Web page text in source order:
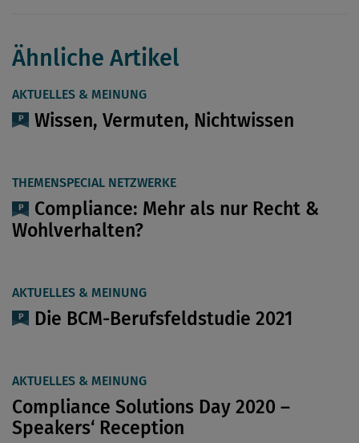
Ähnliche Artikel
AKTUELLES & MEINUNG
Wissen, Vermuten, Nichtwissen
THEMENSPECIAL NETZWERKE
Compliance: Mehr als nur Recht &
Wohlverhalten?
AKTUELLES & MEINUNG
Die BCM-Berufsfeldstudie 2021
AKTUELLES & MEINUNG
Compliance Solutions Day 2020 –
Speakers‘ Reception